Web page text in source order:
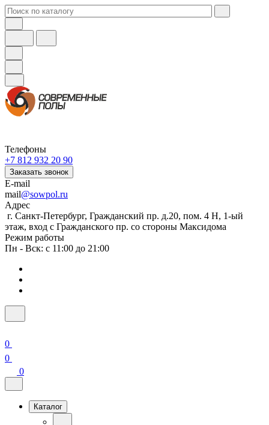
Телефоны
+7 812 932 20 90
Заказать звонок
E-mail
mail@sowpol.ru
Адрес
г. Санкт-Петербург, Гражданский пр. д.20, пом. 4 Н, 1-ый
этаж, вход с Гражданского пр. со стороны Максидома
Режим работы
Пн - Вск: с 11:00 до 21:00
0
0
0
Каталог